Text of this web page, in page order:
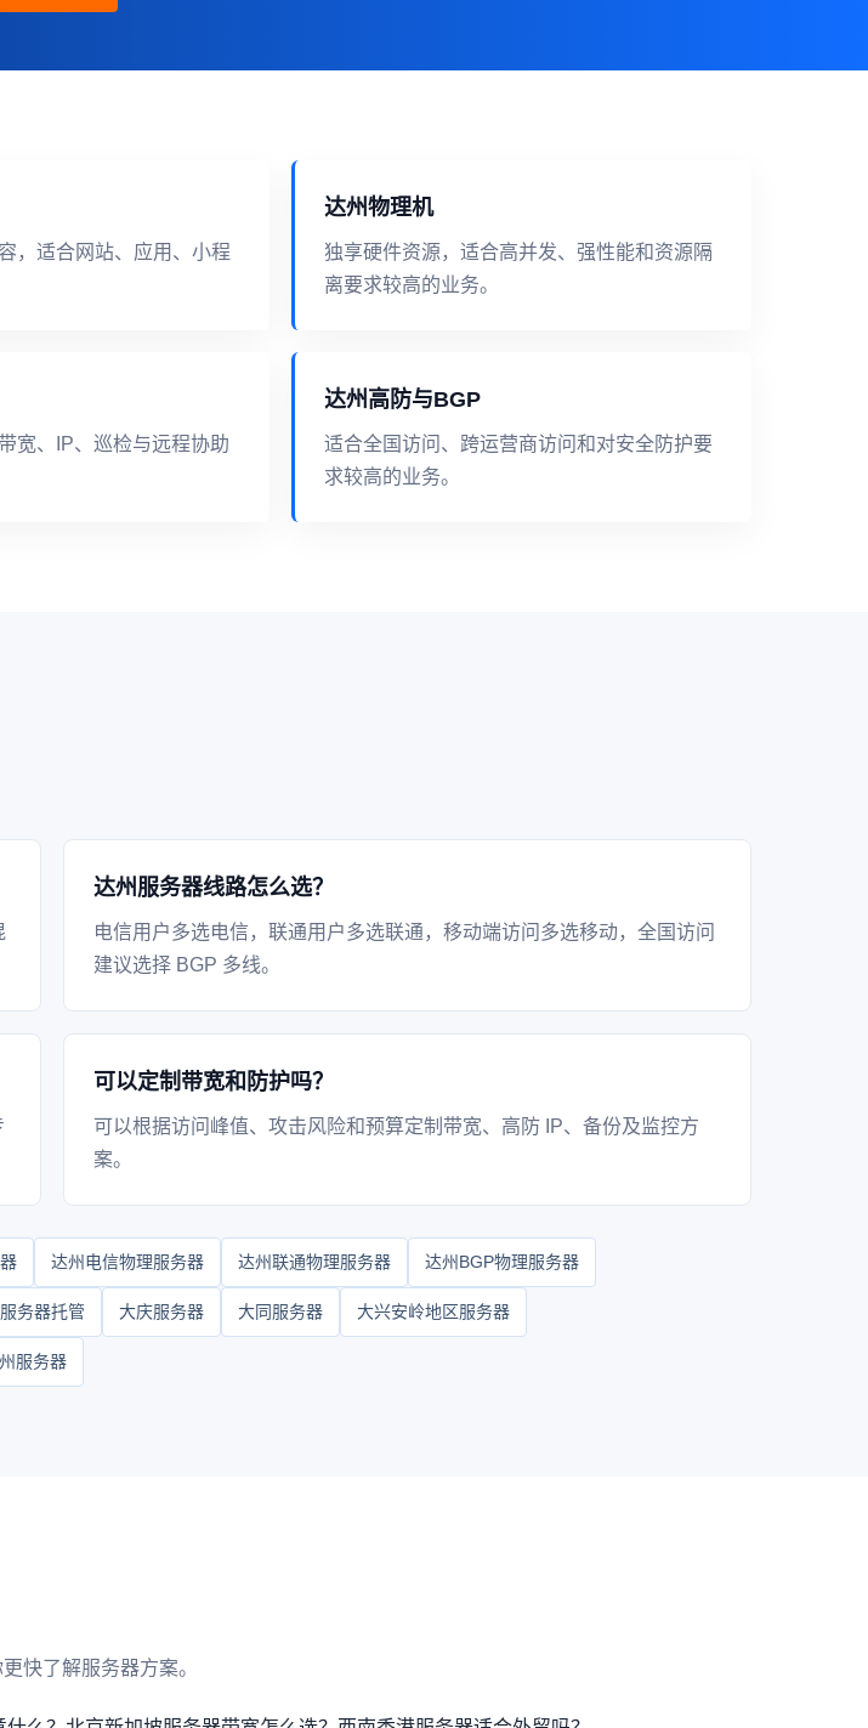
，适合网站、应用、小程
达州物理机
独享硬件资源，适合高并发、强性能和资源隔
离要求较高的业务。
宽、IP、巡检与远程协助
达州高防与BGP
适合全国访问、跨运营商访问和对安全防护要
求较高的业务。
达州服务器线路怎么选？
电信用户多选电信，联通用户多选联通，移动端访问多选移动，全国访问
建议选择 BGP 多线。
可以定制带宽和防护吗？
可以根据访问峰值、攻击风险和预算定制带宽、高防 IP、备份及监控方
案。
达州电信物理服务器 达州联通物理服务器 达州BGP物理服务器
务器托管 大庆服务器 大同服务器 大兴安岭地区服务器
服务器
快了解服务器方案。